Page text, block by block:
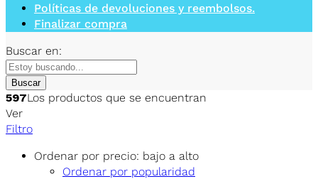
Políticas de devoluciones y reembolsos.
Finalizar compra
Buscar en:
Buscar
597Los productos que se encuentran
Ver
Filtro
Ordenar por precio: bajo a alto
Ordenar por popularidad